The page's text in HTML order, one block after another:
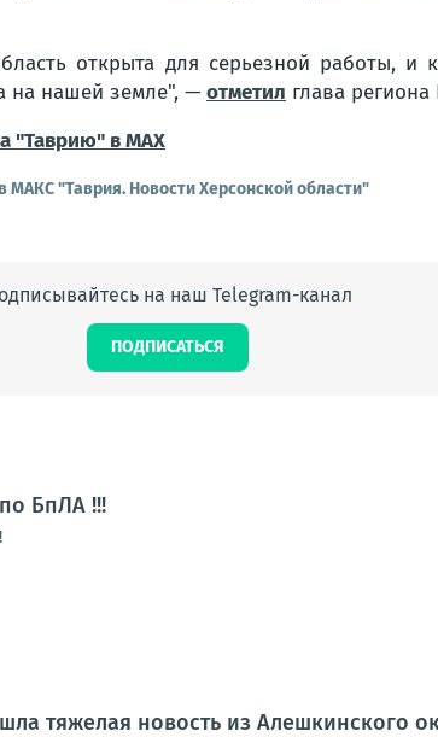
открыта для серьезной работы,
на нашей земле", — отметил глава
"Таврию" в MAX
МАКС "Таврия. Новости Херсонской области"
на наш Telegram-канал
ПОДПИСАТЬСЯ
БпЛА !!!
тяжелая новость из Алешкинского